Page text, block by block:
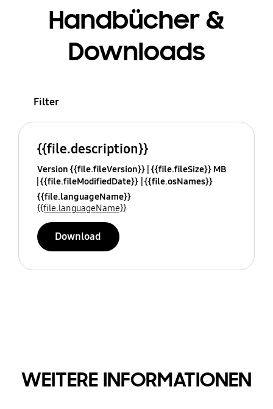
Handbücher &
Downloads
Filter
{{file.description}}
Version {{file.fileVersion}} {{file.fileSize}} MB
{{file.fileModifiedDate}} {{file.osNames}}
{{file.languageName}}
{{file.languageName}}
Download
WEITERE INFORMATIONEN